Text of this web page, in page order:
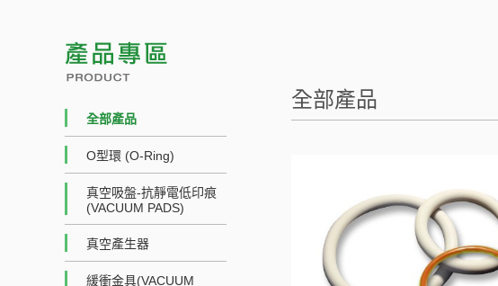
全部產品
O型環 (O-Ring)
真空吸盤-抗靜電低印痕
(VACUUM PADS)
真空產生器
緩衝金具(VACUUM
全部產品